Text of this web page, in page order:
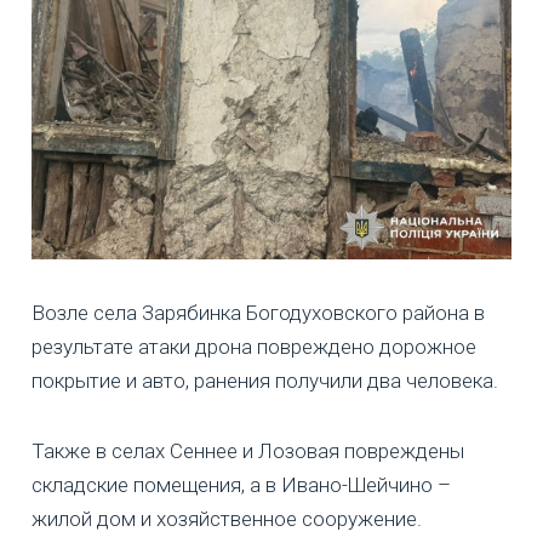
Возле села Зарябинка Богодуховского района в
результате атаки дрона повреждено дорожное
покрытие и авто, ранения получили два человека.
Также в селах Сеннее и Лозовая повреждены
складские помещения, а в Ивано-Шейчино –
жилой дом и хозяйственное сооружение.